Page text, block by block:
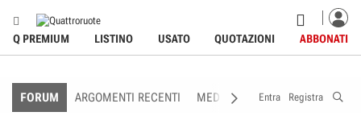
Q PREMIUM LISTINO USATO QUOTAZIONI ABBONATI
FORUM ARGOMENTI RECENTI MEDIA MEMBRI
Entra Registra